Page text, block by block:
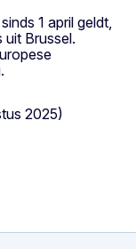
1 april geldt,
uit Brussel.
2025)